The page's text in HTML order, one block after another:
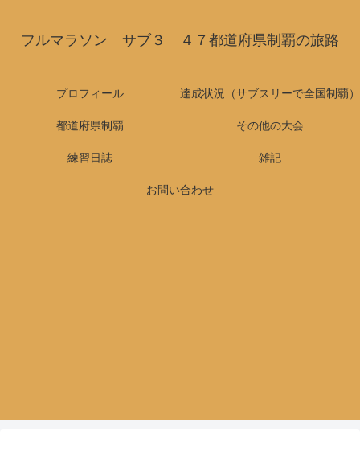
フルマラソン サブ３ ４７都道府県制覇の旅路
プロフィール 達成状況（サブスリーで全国制覇）
都道府県制覇 その他の大会
練習日誌 雑記
お問い合わせ